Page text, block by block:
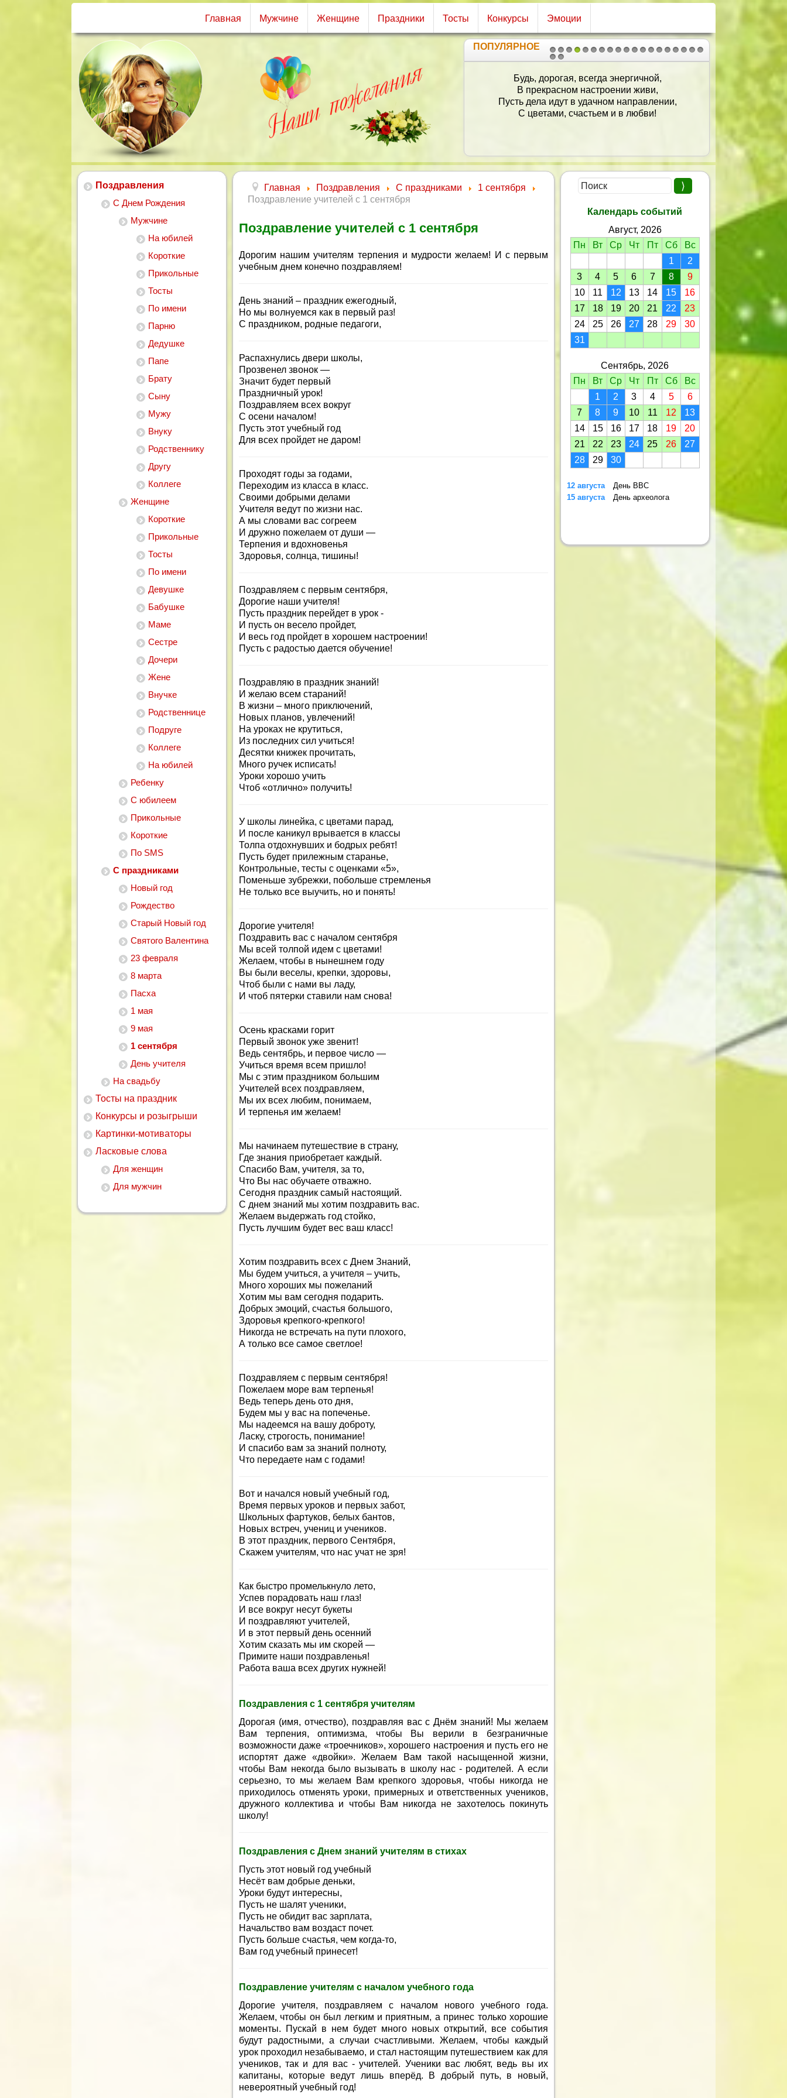
Главная Мужчине Женщине Праздники Тосты Конкурсы Эмоции
1 2
2021
ПОПУЛЯРНОЕ
Будь, дорогая, всегда энергичной,
В прекрасном настроении живи,
Пусть дела идут в удачном направлении,
С цветами, счастьем и в любви!
Поздравления
С Днем Рождения
Мужчине
На юбилей
Короткие
Прикольные
Тосты
По имени
Парню
Дедушке
Папе
Брату
Сыну
Мужу
Внуку
Родственнику
Другу
Коллеге
Женщине
Короткие
Прикольные
Тосты
По имени
Девушке
Бабушке
Маме
Сестре
Дочери
Жене
Внучке
Родственнице
Подруге
Коллеге
На юбилей
Ребенку
С юбилеем
Прикольные
Короткие
По SMS
С праздниками
Новый год
Рождество
Старый Новый год
Святого Валентина
23 февраля
8 марта
Пасха
1 мая
9 мая
1 сентября
День учителя
На свадьбу
Тосты на праздник
Конкурсы и розыгрыши
Картинки-мотиваторы
Ласковые слова
Для женщин
Для мужчин
Главная Поздравления С праздниками
1 сентября
Поздравление учителей с 1 сентября
Поздравление учителей с 1 сентября
Дорогим нашим учителям терпения и мудрости желаем! И с первым
учебным днем конечно поздравляем!
День знаний – праздник ежегодный,
Но мы волнуемся как в первый раз!
С праздником, родные педагоги,
Распахнулись двери школы,
Прозвенел звонок —
Значит будет первый
Праздничный урок!
Поздравляем всех вокруг
С осени началом!
Пусть этот учебный год
Для всех пройдет не даром!
Проходят годы за годами,
Переходим из класса в класс.
Своими добрыми делами
Учителя ведут по жизни нас.
А мы словами вас согреем
И дружно пожелаем от души —
Терпения и вдохновенья
Здоровья, солнца, тишины!
Поздравляем с первым сентября,
Дорогие наши учителя!
Пусть праздник перейдет в урок -
И пусть он весело пройдет,
И весь год пройдет в хорошем настроении!
Пусть с радостью дается обучение!
Поздравляю в праздник знаний!
И желаю всем стараний!
В жизни – много приключений,
Новых планов, увлечений!
На уроках не крутиться,
Из последних сил учиться!
Десятки книжек прочитать,
Много ручек исписать!
Уроки хорошо учить
Чтоб «отлично» получить!
У школы линейка, с цветами парад,
И после каникул врывается в классы
Толпа отдохнувших и бодрых ребят!
Пусть будет прилежным старанье,
Контрольные, тесты с оценками «5»,
Поменьше зубрежки, побольше стремленья
Не только все выучить, но и понять!
Дорогие учителя!
Поздравить вас с началом сентября
Мы всей толпой идем с цветами!
Желаем, чтобы в нынешнем году
Вы были веселы, крепки, здоровы,
Чтоб были с нами вы ладу,
И чтоб пятерки ставили нам снова!
Осень красками горит
Первый звонок уже звенит!
Ведь сентябрь, и первое число —
Учиться время всем пришло!
Мы с этим праздником большим
Учителей всех поздравляем,
Мы их всех любим, понимаем,
И терпенья им желаем!
Мы начинаем путешествие в страну,
Где знания приобретает каждый.
Спасибо Вам, учителя, за то,
Что Вы нас обучаете отважно.
Сегодня праздник самый настоящий.
С днем знаний мы хотим поздравить вас.
Желаем выдержать год стойко,
Пусть лучшим будет вес ваш класс!
Хотим поздравить всех с Днем Знаний,
Мы будем учиться, а учителя – учить,
Много хороших мы пожеланий
Хотим мы вам сегодня подарить.
Добрых эмоций, счастья большого,
Здоровья крепкого-крепкого!
Никогда не встречать на пути плохого,
А только все самое светлое!
Поздравляем с первым сентября!
Пожелаем море вам терпенья!
Ведь теперь день ото дня,
Будем мы у вас на попеченье.
Мы надеемся на вашу доброту,
Ласку, строгость, понимание!
И спасибо вам за знаний полноту,
Что передаете нам с годами!
Вот и начался новый учебный год,
Время первых уроков и первых забот,
Школьных фартуков, белых бантов,
Новых встреч, учениц и учеников.
В этот праздник, первого Сентября,
Скажем учителям, что нас учат не зря!
Как быстро промелькнуло лето,
Успев порадовать наш глаз!
И все вокруг несут букеты
И поздравляют учителей,
И в этот первый день осенний
Хотим сказать мы им скорей —
Примите наши поздравленья!
Работа ваша всех других нужней!
Поздравления с 1 сентября учителям
Дорогая (имя, отчество), поздравляя вас с Днём знаний! Мы желаем
Вам терпения, оптимизма, чтобы Вы верили в безграничные
возможности даже «троечников», хорошего настроения и пусть его не
испортят даже «двойки». Желаем Вам такой насыщенной жизни,
чтобы Вам некогда было вызывать в школу нас - родителей. А если
серьезно, то мы желаем Вам крепкого здоровья, чтобы никогда не
приходилось отменять уроки, примерных и ответственных учеников,
дружного коллектива и чтобы Вам никогда не захотелось покинуть
школу!
Поздравления с Днем знаний учителям в стихах
Пусть этот новый год учебный
Несёт вам добрые деньки,
Уроки будут интересны,
Пусть не шалят ученики,
Пусть не обидит вас зарплата,
Начальство вам воздаст почет.
Пусть больше счастья, чем когда-то,
Вам год учебный принесет!
Поздравление учителям с началом учебного года
Дорогие учителя, поздравляем с началом нового учебного года.
Желаем, чтобы он был легким и приятным, а принес только хорошие
моменты. Пускай в нем будет много новых открытий, все события
будут радостными, а случаи счастливыми. Желаем, чтобы каждый
урок проходил незабываемо, и стал настоящим путешествием как для
учеников, так и для вас - учителей. Ученики вас любят, ведь вы их
капитаны, которые ведут лишь вперёд. В добрый путь, в новый,
невероятный учебный год!
Календарь событий
Август, 2026
Пн
Вт Ср Чт Пт Сб
Вс
1
2
3
4 5 6 7 8
9
10
11 12 13 14 15
16
17
18 19 20 21 22
23
24
25 26 27 28 29
30
31
Сентябрь, 2026
Пн
Вт Ср Чт Пт Сб
Вс
1
2 3 4 5
6
7
8 9 10 11 12
13
14
15 16 17 18 19
20
21
22 23 24 25 26
27
28
29 30
12 августа
День ВВС
15 августа
День археолога